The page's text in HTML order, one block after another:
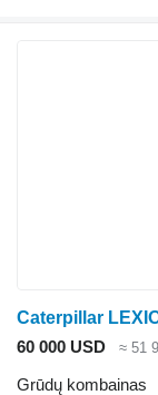
Caterpillar
60 000 USD
≈ 51
Grūdų kombainas